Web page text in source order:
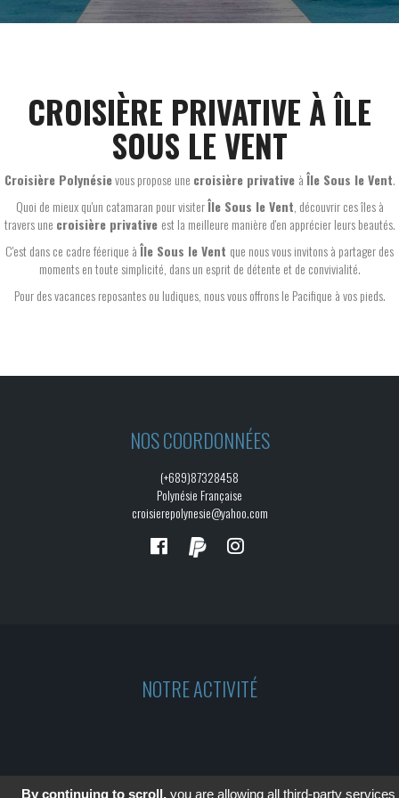
CROISIÈRE PRIVATIVE À ÎLE
SOUS LE VENT
Croisière Polynésievous propose une croisière privative àÎle Sous le Vent.
Quoi de mieux qu'un catamaran pour visiterÎle Sous le Vent , découvrir ces îles à
travers une croisière privative est la meilleure manière d'en apprécier leurs beautés.
C'est dans ce cadre féerique àÎle Sous le Vent que nous vous invitons à partager des
moments en toute simplicité, dans un esprit de détente et de convivialité.
Pour des vacances reposantes ou ludiques, nous vous offrons le Pacifique à vos pieds.
NOS COORDONNÉES
(+689)87328458
Polynésie Française
croisierepolynesie@yahoo.com
NOTRE ACTIVITÉ
By continuing to scroll, you are allowing all third-party services